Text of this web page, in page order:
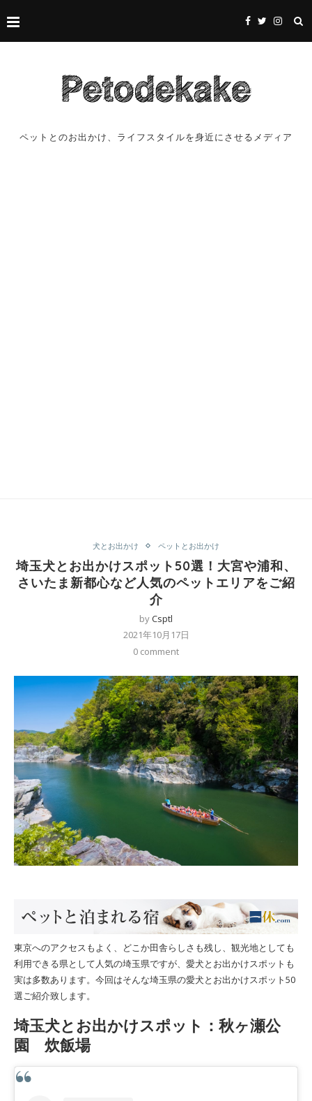
ペットとのお出かけ、ライフスタイルを身近にさせるメディア
犬とお出かけ ペットとお出かけ
埼玉犬とお出かけスポット50選！大宮や浦和、
さいたま新都心など人気のペットエリアをご紹
介
byCsptl
2021年10月17日
0 comment
東京へのアクセスもよく、どこか田舎らしさも残し、観光地としても
利用できる県として人気の埼玉県ですが、愛犬とお出かけスポットも
実は多数あります。今回はそんな埼玉県の愛犬とお出かけスポット50
選ご紹介致します。
埼玉犬とお出かけスポット：秋ヶ瀬公
園 炊飯場